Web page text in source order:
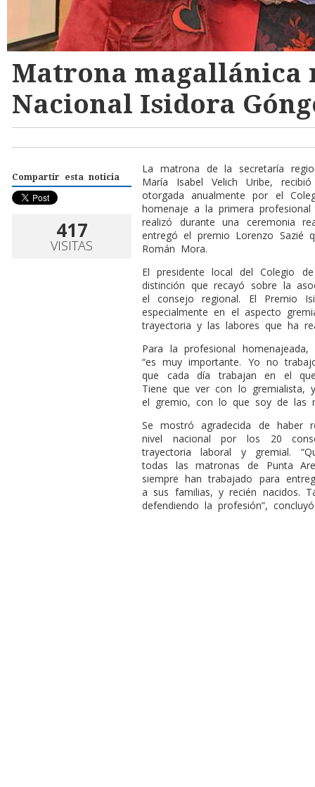
Matrona magallánica
Nacional Isidora
Compartir esta noticia
417
VISITAS
La matrona de la secretaría
María Isabel Velich Uribe,
otorgada anualmente por el
homenaje a la primera
realizó durante una ceremonia
entregó el premio Lorenzo Sazié
Román Mora.
El presidente local del Colegio
distinción que recayó sobre la
el consejo regional. El Premio
especialmente en el aspecto
trayectoria y las labores que ha
Para la profesional
“es muy importante. Yo no
que cada día trabajan en el
Tiene que ver con lo
el gremio, con lo que soy de las
Se mostró agradecida de haber
nivel nacional por los 20
trayectoria laboral y gremial.
todas las matronas de Punta
siempre han trabajado para
a sus familias, y recién nacidos.
defendiendo la profesión”,